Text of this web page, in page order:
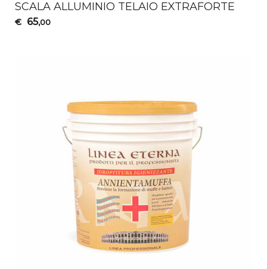
SCALA ALLUMINIO TELAIO EXTRAFORTE
€ 65,00